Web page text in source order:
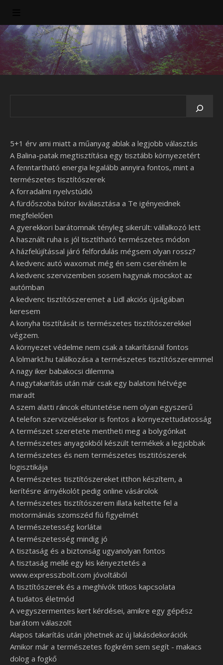
5+1 érv ami miatt a műanyag ablak a legjobb választás
A Balina-patak megtisztítása egy tisztább környezetért
A fenntartható energia legalább annyira fontos, mint a
természetes tisztítószerek
A forradalmi nyelvstúdió
A fürdőszoba bútor kiválasztása a Te igényeidnek
megfelelően
A gyerekkori barátomnak tényleg sikerült: vállalkozó lett
A használt ruha is jól tisztítható természetes módon
A házfelújítással járó felfordulás mégsem olyan rossz?
A kedvenc autó waxomat még én sem cserélném le
A kedvenc szervizemben sosem hagynak mocskot az
autómban
A kedvenc tisztítószeremet a Lidl akciós újságában
keresem
A konyha tisztítását is természetes tisztítószerekkel
végzem.
A környezet védelme nem csak a takarításnál fontos
A lolmarkt.hu találkozása a természetes tisztítószereimmel
A nagy iker babakocsi dilemma
A nagytakarítás után már csak egy balatoni hétvége
maradt
A szem alatti ráncok eltüntetése nem olyan egyszerű
A telefon szervizelésekor is fontos a környezettudatosság
A természet szeretete mentheti meg a bolygónkat
A természetes anyagokból készült termékek a legjobbak
A természetes és nem természetes tisztitószerek
logisztikája
A természetes tisztítószereket itthon készítem, a
kerítésre árnyékolót pedig online vásárolok
A természetes tisztítószerem illata keltette fel a
motormániás szomszéd fiú figyelmét
A természetesség korlátai
A természetesség mindig jó
A tisztaság és a biztonság ugyanolyan fontos
A tisztaság mellé egy kis kényeztetés a
www.expresszbolt.com jóvoltából
A tisztítószerek és a meghívók titkos kapcsolata
A tudatos életmód
A vegyszermentes kert kérdései, amikre egy gépész
barátom válaszolt
Alapos takarítás után jöhetnek az új lakásdekorációk
Amikor már a természetes fogkrém sem segít - makacs
dolog a fogkő